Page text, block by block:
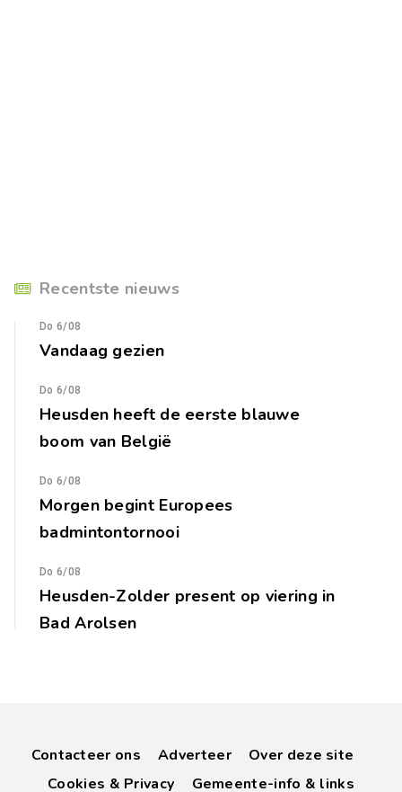
Recentste nieuws
Do 6/08
Vandaag gezien
Do 6/08
Heusden heeft de eerste blauwe
boom van België
Do 6/08
Morgen begint Europees
badmintontornooi
Do 6/08
Heusden-Zolder present op viering in
Bad Arolsen
Contacteer ons Adverteer
Over deze site
Cookies & Privacy
Gemeente-info & links